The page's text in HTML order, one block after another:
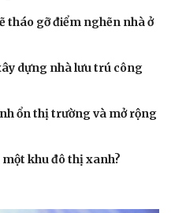
tháo gỡ điểm nghẽn nhà ở
dựng nhà lưu trú công
ổn thị trường và mở rộng
khu đô thị xanh?